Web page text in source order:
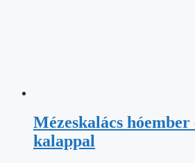
Mézeskalács hóember
kalappal